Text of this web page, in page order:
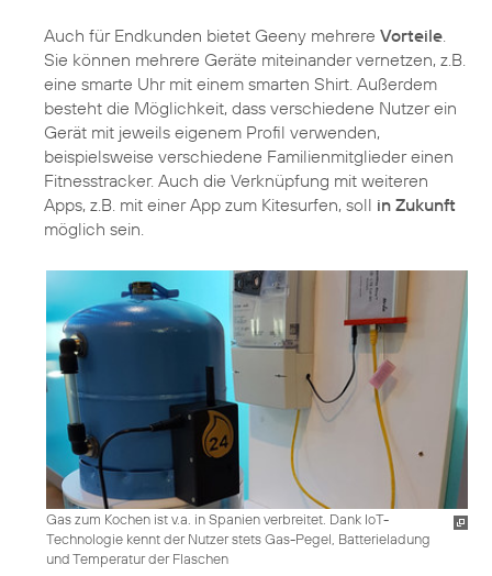
Auch für Endkunden bietet Geeny mehrere Vorteile.
Sie können mehrere Geräte miteinander vernetzen, z.B.
eine smarte Uhr mit einem smarten Shirt. Außerdem
besteht die Möglichkeit, dass verschiedene Nutzer ein
Gerät mit jeweils eigenem Profil verwenden,
beispielsweise verschiedene Familienmitglieder einen
Fitnesstracker. Auch die Verknüpfung mit weiteren
Apps, z.B. mit einer App zum Kitesurfen, soll in Zukunft
möglich sein.
Gas zum Kochen ist v.a. in Spanien verbreitet. Dank IoT-
Technologie kennt der Nutzer stets Gas-Pegel, Batterieladung
und Temperatur der Flaschen